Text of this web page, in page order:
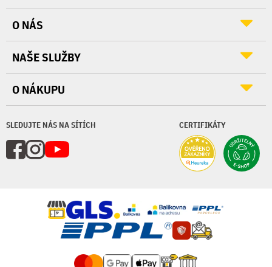
SLEDUJTE NÁS NA SÍTÍCH CERTIFIKÁTY
O NÁS
NAŠE SLUŽBY
O NÁKUPU